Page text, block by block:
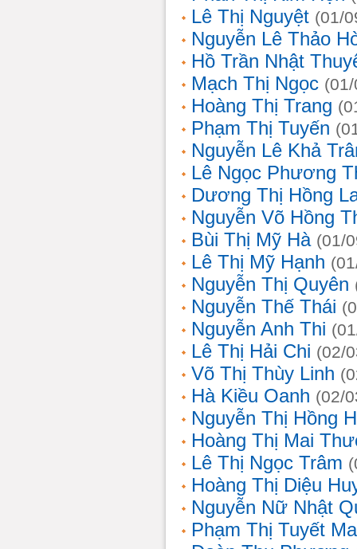
Lê Thị Nguyệt (01/
Nguyễn Lê Thảo
Hồ Trần Nhật
Mạch Thị Ngọc
Hoàng Thị Trang
Phạm Thị Tuyến
Nguyễn Lê Khả
Lê Ngọc Phương
Dương Thị Hồng
Nguyễn Võ Hồng
Bùi Thị Mỹ Hà (01/
Lê Thị Mỹ Hạnh
Nguyễn Thị Quyên
Nguyễn Thế Thái
Nguyễn Anh Thi
Lê Thị Hải Chi (02/
Võ Thị Thùy Linh
Hà Kiều Oanh (02/
Nguyễn Thị Hồng
Hoàng Thị Mai
Lê Thị Ngọc Trâm
Hoàng Thị Diệu
Nguyễn Nữ Nhật
Phạm Thị Tuyết